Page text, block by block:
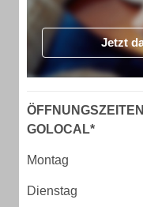
Jetzt
GOLOCAL*
Montag
Dienstag